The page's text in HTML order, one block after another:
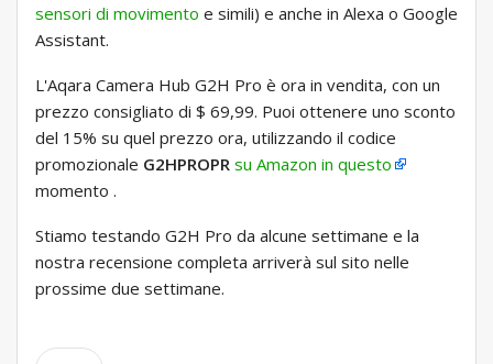
sensori di movimento e simili) e anche in Alexa o Google
Assistant.
L'Aqara Camera Hub G2H Pro è ora in vendita, con un
prezzo consigliato di $ 69,99. Puoi ottenere uno sconto
del 15% su quel prezzo ora, utilizzando il codice
promozionale G2HPROPR su Amazon in questo
momento .
Stiamo testando G2H Pro da alcune settimane e la
nostra recensione completa arriverà sul sito nelle
prossime due settimane.